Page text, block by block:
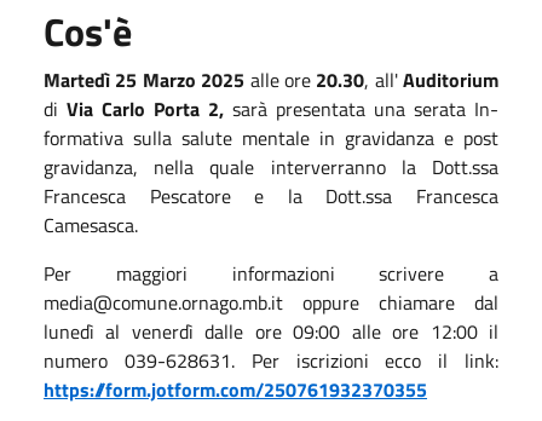
Cos'è
Martedì 25 Marzo 2025 alle ore 20.30, all'Auditorium
di Via Carlo Porta 2, sarà presentata una serata In-
formativa sulla salute mentale in gravidanza e post
gravidanza, nella quale interverranno la Dott.ssa
Francesca Pescatore e la Dott.ssa Francesca
Camesasca.
Per maggiori informazioni scrivere a
media@comune.ornago.mb.it oppure chiamare dal
lunedì al venerdì dalle ore 09:00 alle ore 12:00 il
numero 039-628631. Per iscrizioni ecco il link:
https://form.jotform.com/250761932370355